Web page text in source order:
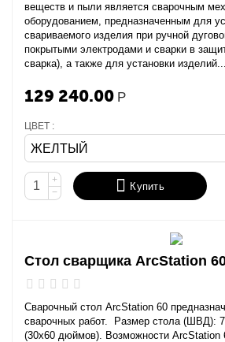
веществ и пыли является сварочным
оборудованием, предназначенным для
свариваемого изделия при ручной
покрытыми электродами и сварки в
сварка), а также для установки изделий...
129 240.00 Р
ЦВЕТ :
+
−
Купить
Стол сварщика ArcStation
Сварочный стол ArcStation 60
сварочных работ. Размер стола (ШВД):
(30x60 дюймов). Возможности ArcStation